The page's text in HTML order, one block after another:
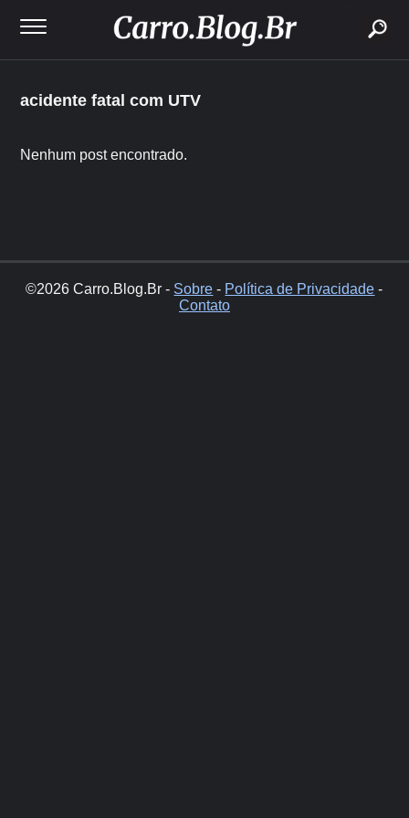
acidente fatal com UTV
Nenhum post encontrado.
©2026 Carro.Blog.Br - Sobre - Política de Privacidade -
Contato